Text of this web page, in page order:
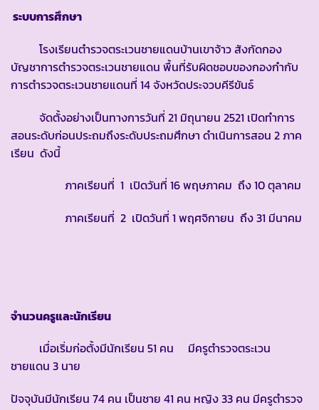
ระบบการศึกษา
โรงเรียนตำรวจตระเวนชายแดนบ้านเขาจ้าว สังกัดกอง
บัญชาการตำรวจตระเวนชายแดน พื้นที่รับผิดชอบของกองกำกับ
การตำรวจตระเวนชายแดนที่ 14 จังหวัดประจวบคีรีขันธ์
จัดตั้งอย่างเป็นทางการวันที่ 21 มิถุนายน 2521 เปิดทำการ
สอนระดับก่อนประถมถึงระดับประถมศึกษา ดำเนินการสอน 2 ภาค
เรียน ดังนี้
ภาคเรียนที่ 1 เปิดวันที่ 16 พฤษภาคม ถึง 10 ตุลาคม
ภาคเรียนที่ 2 เปิดวันที่ 1 พฤศจิกายน ถึง 31 มีนาคม
จำนวนครูและนักเรียน
เมื่อเริ่มก่อตั้งมีนักเรียน 51 คน มีครูตำรวจตระเวน
ชายแดน 3 นาย
ปัจจุบันมีนักเรียน 74 คน เป็นชาย 41 คน หญิง 33 คน มีครูตำรวจ